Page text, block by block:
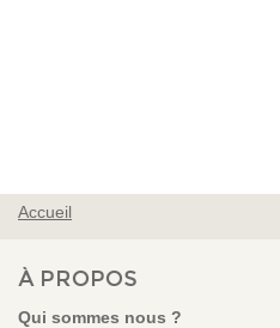
VOUS ÊTES ICI
Accueil
À PROPOS
Qui sommes nous ?